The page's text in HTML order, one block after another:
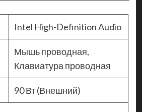
Intel High-Definition Audio
Мышь проводная,
Клавиатура проводная
90 Вт (Внешний)